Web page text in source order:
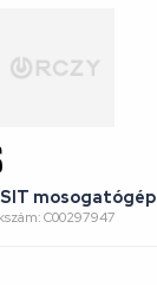
mosogatógép
C00297947